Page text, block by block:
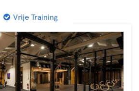
Vrije Training